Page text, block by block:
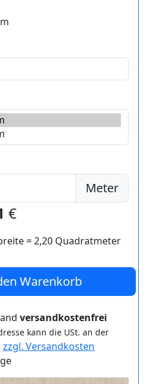
Meter
€
=2,20 Quadratmeter
Warenkorb
versandkostenfrei
kann die USt. an der
zzgl. Versandkosten